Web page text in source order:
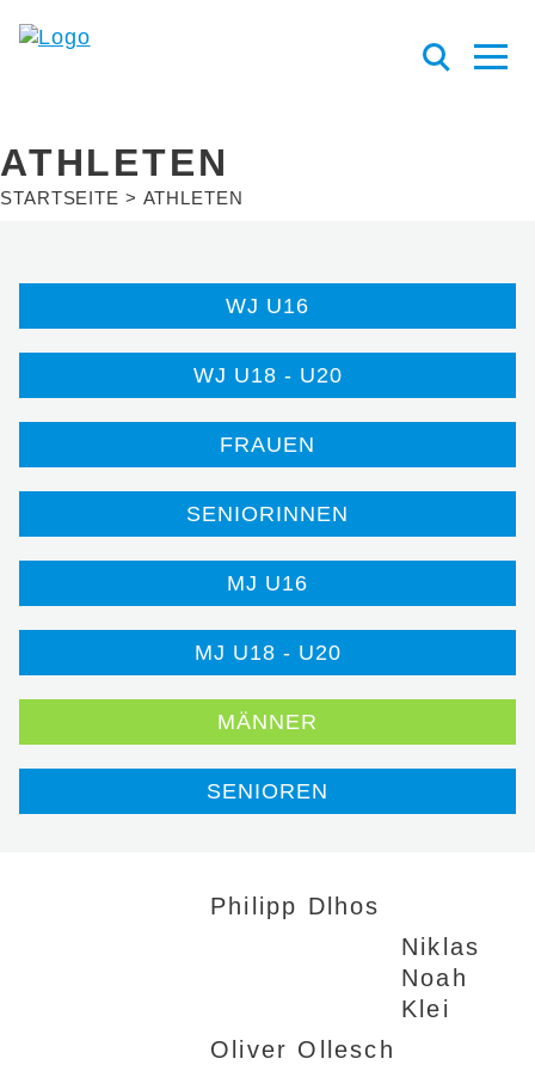
ATHLETEN
STARTSEITE ATHLETEN
WJ U16
WJ U18 - U20
FRAUEN
SENIORINNEN
MJ U16
MJ U18 - U20
MÄNNER
SENIOREN
Philipp Dlhos
Niklas
Noah
Klei
Oliver Ollesch